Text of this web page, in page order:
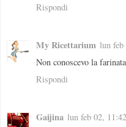
Rispondi
My Ricettarium lun
Non conoscevo la
Rispondi
Gaijina lun feb 02,